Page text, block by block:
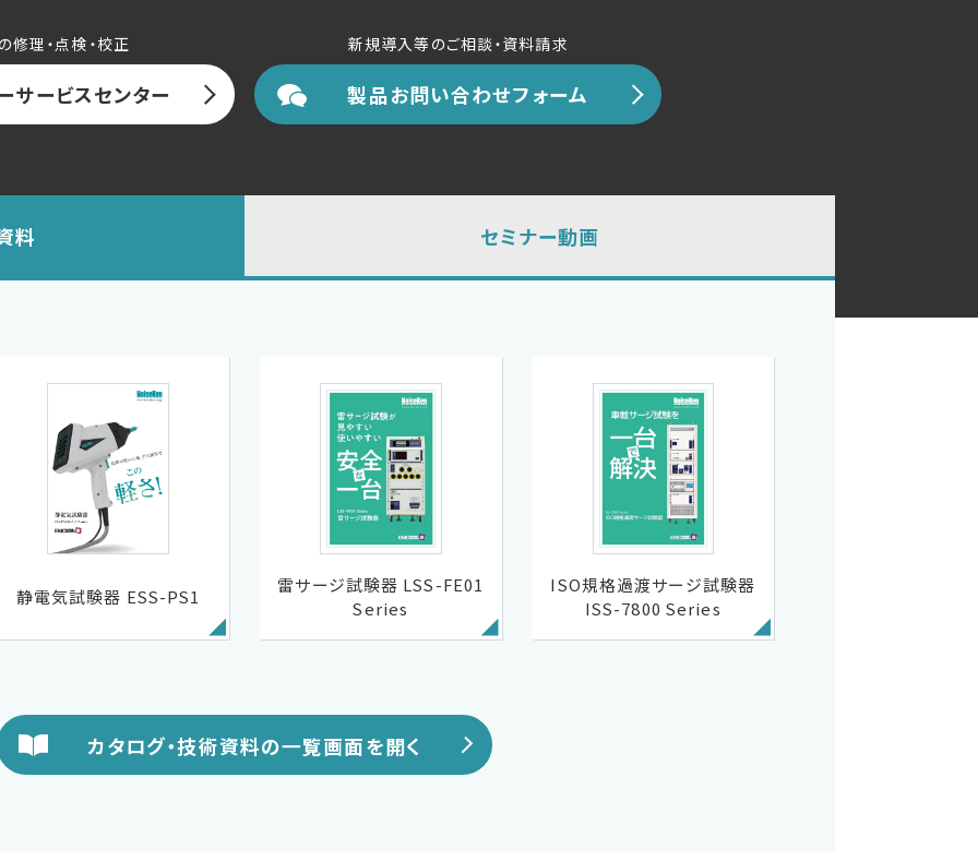
修理・点検・校正
サービスセンター
新規導入等のご相談・資料請求
製品お問い合わせフォーム
料
静電気試験器 ESS-PS1
雷サージ試験器 LSS-FE01
Series
ISO規格過渡サージ試験器
ISS-7800 Series
カタログ・技術資料の一覧画面を開く
セミナー動画